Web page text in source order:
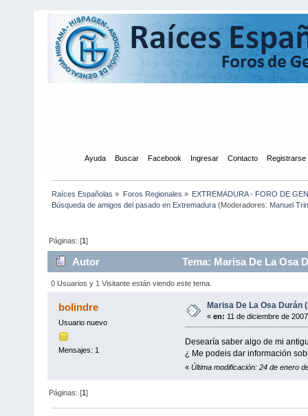
Ayuda Buscar Facebook Ingresar Contacto Registrarse
Raíces Españolas » Foros Regionales » EXTREMADURA - FORO DE
Búsqueda de amigos del pasado en Extremadura (Moderadores: Manuel
Páginas: [1]
Autor Tema: Marisa De La Osa
0 Usuarios y 1 Visitante están viendo este tema.
bolindre
Usuario nuevo
Mensajes: 1
Marisa De La Osa Durán
« en: 11 de diciembre de
Desearía saber algo de mi
¿ Me podeis dar información
« Última modificación: 24 de enero
Páginas: [1]